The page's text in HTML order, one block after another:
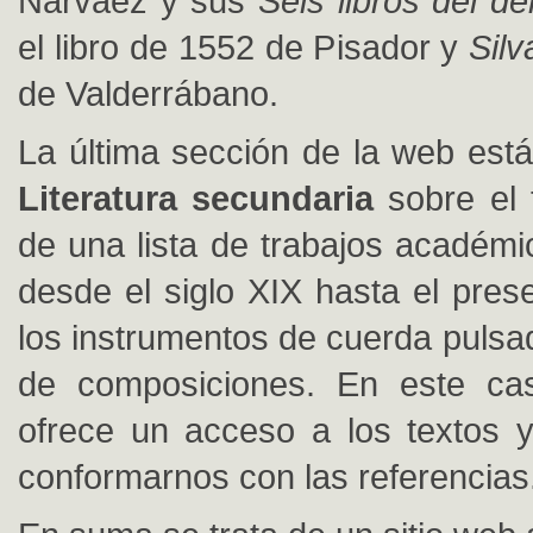
el libro de 1552 de Pisador y
de Valderrábano.
La última sección de la web
Literatura secundariasobre el
de una lista de trabajos
desde el siglo XIX hasta el
los instrumentos de cuerda
de composiciones. En este
ofrece un acceso a los textos
conformarnos con las